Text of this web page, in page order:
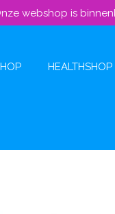
webshop is
HEALTHSHOP